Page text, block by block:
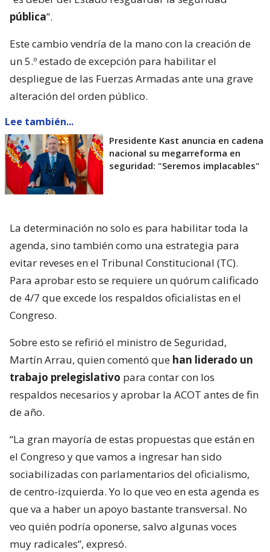
pública”.
Este cambio vendría de la mano con la creación de
un 5.º estado de excepción para habilitar el
despliegue de las Fuerzas Armadas ante una grave
alteración del orden público.
Lee también...
Presidente Kast anuncia en cadena
nacional su megarreforma en
seguridad: "Seremos implacables"
La determinación no solo es para habilitar toda la
agenda, sino también como una estrategia para
evitar reveses en el Tribunal Constitucional (TC).
Para aprobar esto se requiere un quórum calificado
de 4/7 que excede los respaldos oficialistas en el
Congreso.
Sobre esto se refirió el ministro de Seguridad,
Martín Arrau, quien comentó que han liderado un
trabajo prelegislativo para contar con los
respaldos necesarios y aprobar la ACOT antes de fin
de año.
“La gran mayoría de estas propuestas que están en
el Congreso y que vamos a ingresar han sido
sociabilizadas con parlamentarios del oficialismo,
de centro-izquierda. Yo lo que veo en esta agenda es
que va a haber un apoyo bastante transversal. No
veo quién podría oponerse, salvo algunas voces
muy radicales”, expresó.